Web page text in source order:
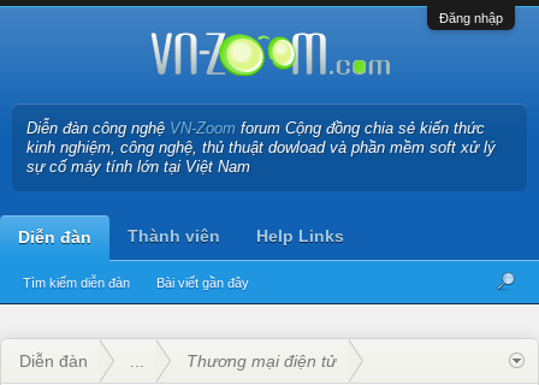
Đăng nhập
Diễn đàn công nghệ VN-Zoom forum Cộng đồng chia sẻ kiến thức
kinh nghiệm, công nghệ, thủ thuật dowload và phần mềm soft xử lý
sự cố máy tính lớn tại Việt Nam
Diễn đàn
Tìm kiếm diễn đàn Bài viết gần đây
Thành viên Help Links
Diễn đàn Thương mại điện tử